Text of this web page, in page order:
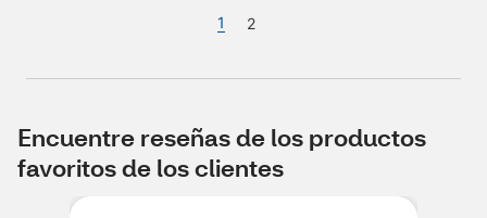
1 2
Encuentre reseñas de los productos
favoritos de los clientes